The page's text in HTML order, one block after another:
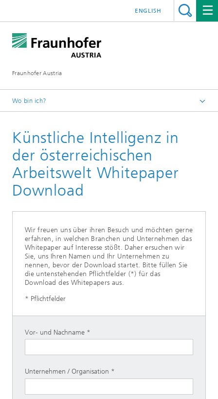
Fraunhofer Austria
ENGLISH
Wo bin ich?
Publikationen
Künstliche Intelligenz in
der österreichischen
Arbeitswelt Whitepaper
Download
Wir freuen uns über ihren Besuch und möchten gerne
erfahren, in welchen Branchen und Unternehmen das
Whitepaper auf Interesse stößt. Daher ersuchen wir
Sie, uns Ihren Namen und Ihr Unternehmen zu
nennen, bevor der Download startet. Bitte füllen Sie
die untenstehenden Pflichtfelder (*) für das
Download des Whitepapers aus.
* Pflichtfelder
Vor- und Nachname
Unternehmen / Organisation